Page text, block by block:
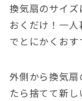
換気扇のサイズ
おくだけ！一
でとにかくおす
外側から換気
たら捨てて新